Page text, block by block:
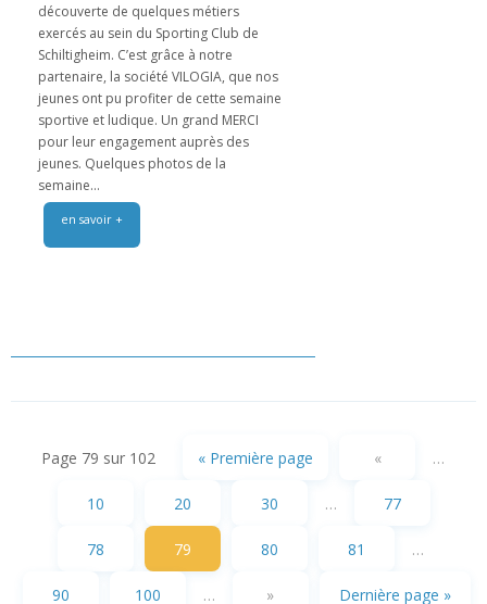
découverte de quelques métiers
exercés au sein du Sporting Club de
Schiltigheim. C’est grâce à notre
partenaire, la société VILOGIA, que nos
jeunes ont pu profiter de cette semaine
sportive et ludique. Un grand MERCI
pour leur engagement auprès des
jeunes. Quelques photos de la
semaine...
en savoir +
Page 79 sur 102 « Première page « …
10 20 30 … 77
78 79 80 81 …
90 100 … » Dernière page »